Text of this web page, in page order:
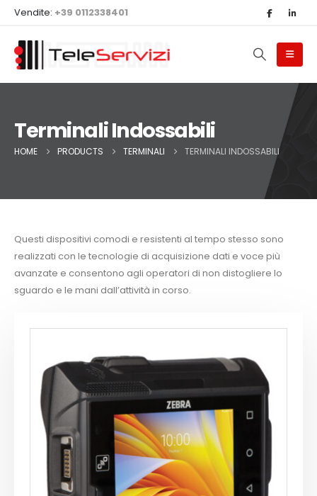
Vendite: +39 0112338401
Terminali Indossabili
HOME PRODUCTS TERMINALI TERMINALI INDOSSABILI
Questi dispositivi comodi e resistenti al tempo stesso sono
realizzati con le tecnologie di acquisizione dati e voce più
avanzate e consentono agli operatori di non distogliere lo
sguardo e le mani dall’attività in corso.